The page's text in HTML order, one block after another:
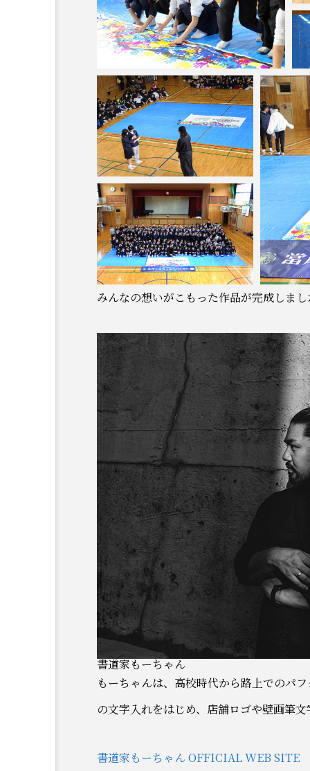
みんなの想いがこもった作品が完成しま
書道家もーちゃん
もーちゃんは、高校時代から路上でのパ
の文字入れをはじめ、店舗ロゴや壁画筆
書道家もーちゃん OFFICIAL WEB SITE